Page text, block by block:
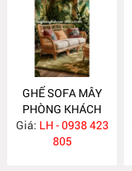
GHẾ SOFA MÂY
PHÒNG KHÁCH
MA798
Giá: LH - 0938 423
805